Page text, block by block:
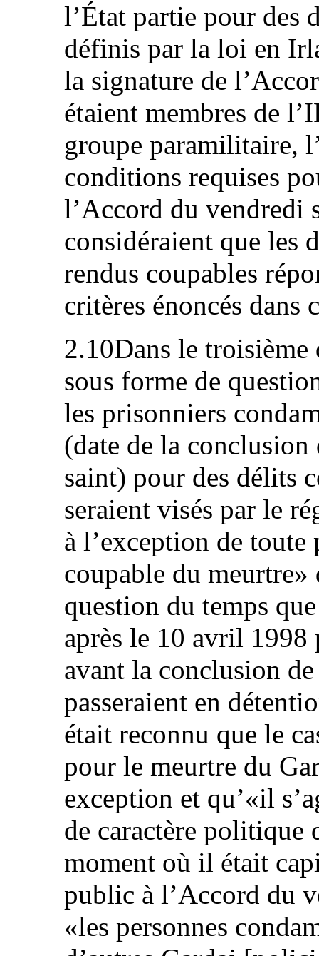
l’État partie pour des
définis par la loi en
la signature de
étaient membres de
groupe paramilitaire,
conditions requises
l’Accord du vendredi
considéraient que les
rendus coupables
critères énoncés dans
2.10Dans le troisième
sous forme de
les prisonniers
(date de la
saint) pour des délits
seraient visés par le
à l’exception de toute
coupable du
question du temps
après le 10 avril 1998
avant la conclusion
passeraient en
était reconnu que le
pour le meurtre du
exception et qu’«il
de caractère politique
moment où il était
public à l’Accord du
«les personnes